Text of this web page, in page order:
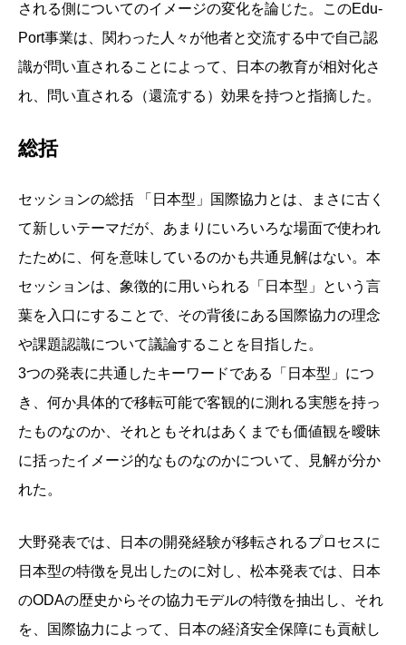
される側についてのイメージの変化を論じた。このEdu-
Port事業は、関わった人々が他者と交流する中で自己認
識が問い直されることによって、日本の教育が相対化さ
れ、問い直される（還流する）効果を持つと指摘した。
総括
セッションの総括 「日本型」国際協力とは、まさに古く
て新しいテーマだが、あまりにいろいろな場面で使われ
たために、何を意味しているのかも共通見解はない。本
セッションは、象徴的に用いられる「日本型」という言
葉を入口にすることで、その背後にある国際協力の理念
や課題認識について議論することを目指した。
3つの発表に共通したキーワードである「日本型」につ
き、何か具体的で移転可能で客観的に測れる実態を持っ
たものなのか、それともそれはあくまでも価値観を曖昧
に括ったイメージ的なものなのかについて、見解が分か
れた。
大野発表では、日本の開発経験が移転されるプロセスに
日本型の特徴を見出したのに対し、松本発表では、日本
のODAの歴史からその協力モデルの特徴を抽出し、それ
を、国際協力によって、日本の経済安全保障にも貢献し